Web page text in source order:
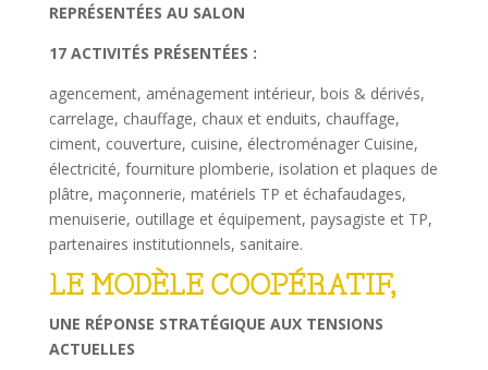
REPRÉSENTÉES AU SALON
17 ACTIVITÉS PRÉSENTÉES :
agencement, aménagement intérieur, bois & dérivés,
carrelage, chauffage, chaux et enduits, chauffage,
ciment, couverture, cuisine, électroménager Cuisine,
électricité, fourniture plomberie, isolation et plaques de
plâtre, maçonnerie, matériels TP et échafaudages,
menuiserie, outillage et équipement, paysagiste et TP,
partenaires institutionnels, sanitaire.
LE MODÈLE COOPÉRATIF,
UNE RÉPONSE STRATÉGIQUE AUX TENSIONS
ACTUELLES